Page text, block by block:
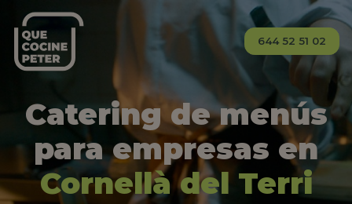
644 52 51 02
Catering de menús
para empresas en
Cornellà del Terri